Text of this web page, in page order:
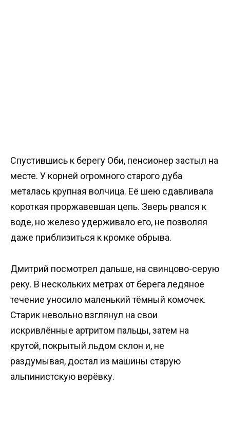
Спустившись к берегу Оби, пенсионер застыл на
месте. У корней огромного старого дуба
металась крупная волчица. Её шею сдавливала
короткая проржавевшая цепь. Зверь рвался к
воде, но железо удерживало его, не позволяя
даже приблизиться к кромке обрыва.
Дмитрий посмотрел дальше, на свинцово-серую
реку. В нескольких метрах от берега ледяное
течение уносило маленький тёмный комочек.
Старик невольно взглянул на свои
искривлённые артритом пальцы, затем на
крутой, покрытый льдом склон и, не
раздумывая, достал из машины старую
альпинистскую верёвку.